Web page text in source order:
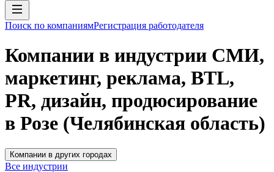
Поиск по компаниямРегистрация работодателя
Компании в индустрии СМИ,
маркетинг, реклама, BTL,
PR, дизайн, продюсирование
в Розе (Челябинская область)
Компании в других городах
Все индустрии